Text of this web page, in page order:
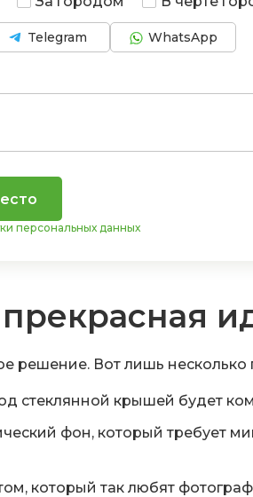
WhatsApp
Telegram
персональных данных
решение. Вот лишь несколько
стеклянной крышей будет
фон, который требует
который так любят